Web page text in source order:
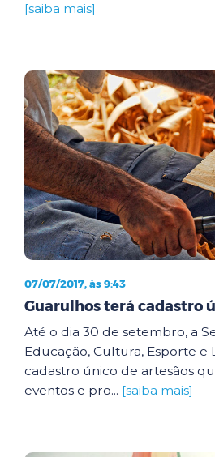
[saiba mais]
07/07/2017, às 9:43
Guarulhos terá cadastro
Até o dia 30 de setembro, a
Educação, Cultura, Esporte e
cadastro único de artesãos
eventos e pro... [saiba mais]